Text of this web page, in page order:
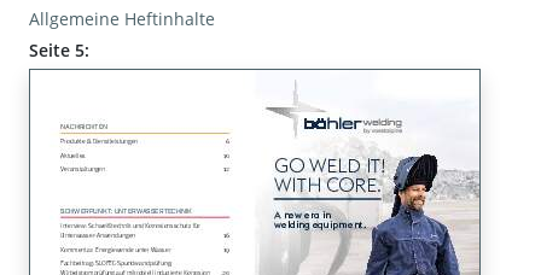
Allgemeine Heftinhalte
Seite 5: